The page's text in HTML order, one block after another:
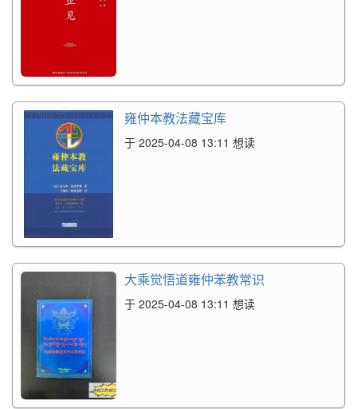
雍仲本教法藏宝库
于 2025-04-08 13:11 想读
大乘觉悟道雍仲苯教常识
于 2025-04-08 13:11 想读